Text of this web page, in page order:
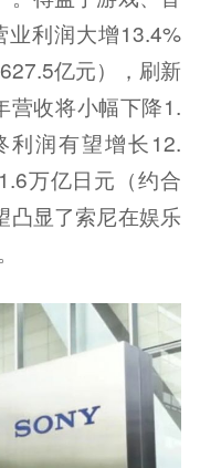
业利润大增13.4%
亿元），刷新
营收将小幅下降1.
利润有望增长12.
万亿日元（约合
凸显了索尼在娱乐